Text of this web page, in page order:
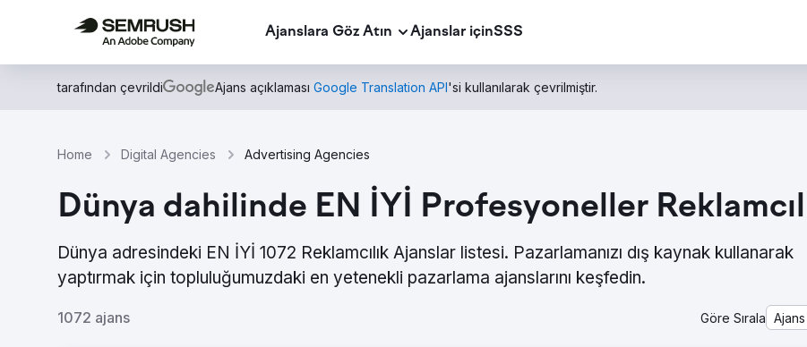
Ajanslara Göz Atın Ajanslar içinSSS
tarafından çevrildi Ajans açıklaması Google Translation API'si kullanılarak çevrilmiştir.
Home Digital Agencies Advertising Agencies
Dünya dahilinde EN İYİ Profesyoneller
Dünya adresindeki EN İYİ 1072 Reklamcılık Ajanslar listesi. Pazarlamanızı dış kaynak kullanarak
yaptırmak için topluluğumuzdaki en yetenekli pazarlama ajanslarını keşfedin.
1072 ajans Göre Sırala Ajans